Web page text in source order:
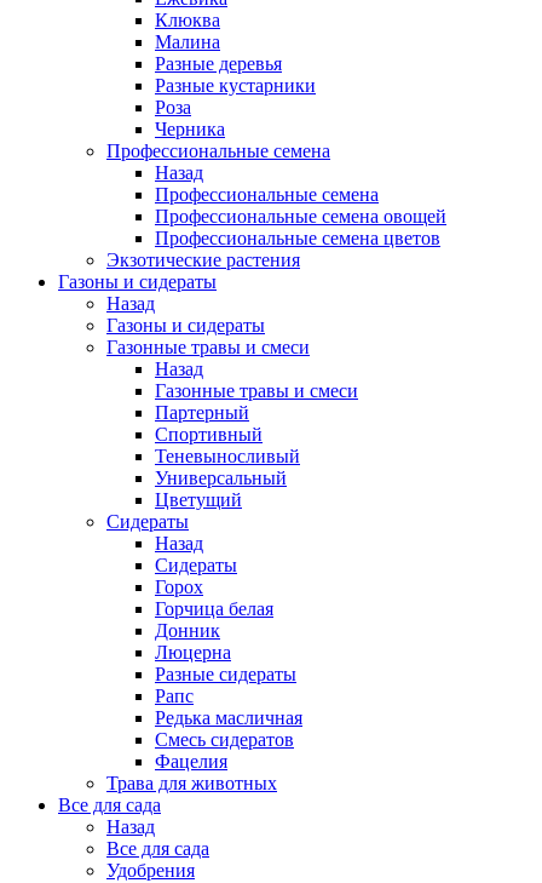
Клюква
Малина
Разные деревья
Разные кустарники
Роза
Черника
Профессиональные семена
Назад
Профессиональные семена
Профессиональные семена овощей
Профессиональные семена цветов
Экзотические растения
Газоны и сидераты
Назад
Газоны и сидераты
Газонные травы и смеси
Назад
Газонные травы и смеси
Партерный
Спортивный
Теневыносливый
Универсальный
Цветущий
Сидераты
Назад
Сидераты
Горох
Горчица белая
Донник
Люцерна
Разные сидераты
Рапс
Редька масличная
Смесь сидератов
Фацелия
Трава для животных
Все для сада
Назад
Все для сада
Удобрения